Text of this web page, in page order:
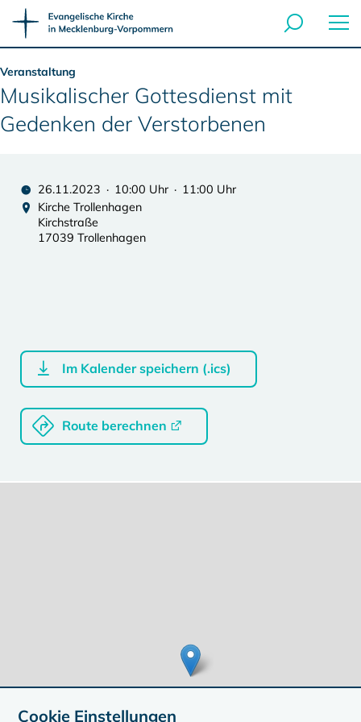
Veranstaltung
Musikalischer Gottesdienst mit
Gedenken der Verstorbenen
26.11.2023 · 10:00 Uhr · 11:00 Uhr
Kirche Trollenhagen
Kirchstraße
17039 Trollenhagen
Im Kalender speichern (.ics)
Route berechnen
Cookie Einstellungen